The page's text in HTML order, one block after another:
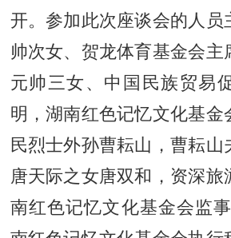
开。参加此次座谈会的人员
帅次女、贺龙体育基金会主
元帅三女、中国民族贸易
明，湖南红色记忆文化基金
民烈士外孙曹耘山，曹耘山
唐天际之女唐双和，资深旅
南红色记忆文化基金会监